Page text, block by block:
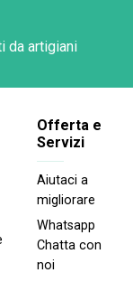
da artigiani
Offerta e
Servizi
Aiutaci a
migliorare
Whatsapp
Chatta con
noi